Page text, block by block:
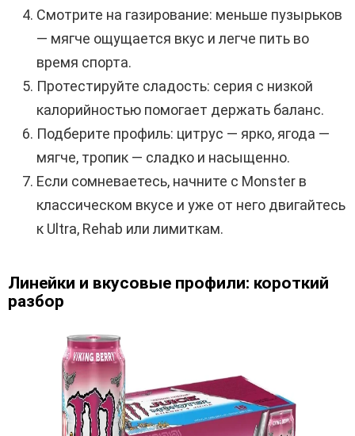
Смотрите на газирование: меньше пузырьков
— мягче ощущается вкус и легче пить во
время спорта.
Протестируйте сладость: серия с низкой
калорийностью помогает держать баланс.
Подберите профиль: цитрус — ярко, ягода —
мягче, тропик — сладко и насыщенно.
Если сомневаетесь, начните с Monster в
классическом вкусе и уже от него двигайтесь
к Ultra, Rehab или лимиткам.
Линейки и вкусовые профили: короткий
разбор